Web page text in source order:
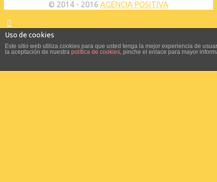
© 2014 - 2016 AGENCIA POSITIVA
Uso de cookies
Este sitio web utiliza cookies para que usted tenga la mejor experiencia de
la aceptación de nuestra política de cookies, pinche el enlace para mayor